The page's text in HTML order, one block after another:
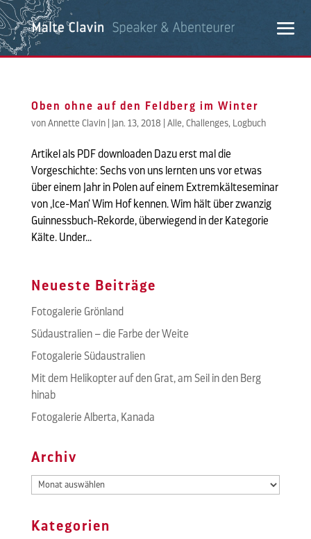
Oben ohne auf den Feldberg im Winter
von Annette Clavin| Jan. 13, 2018 Alle, Challenges, Logbuch
Artikel als PDF downloaden Dazu erst mal die
Vorgeschichte: Sechs von uns lernten uns vor etwas
über einem Jahr in Polen auf einem Extremkälteseminar
von ‚Ice-Man‘ Wim Hof kennen. Wim hält über zwanzig
Guinnessbuch-Rekorde, überwiegend in der Kategorie
Kälte. Under...
Neueste Beiträge
Fotogalerie Grönland
Südaustralien – die Farbe der Weite
Fotogalerie Südaustralien
Mit dem Helikopter auf den Grat, am Seil in den Berg
hinab
Fotogalerie Alberta, Kanada
Archiv
Archiv
Kategorien